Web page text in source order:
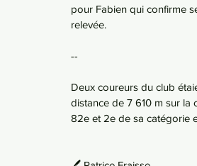
pour Fabien qui confirme
relevée.
--
Deux coureurs du club
distance de 7 610 m sur la
82e et 2e de sa catégorie